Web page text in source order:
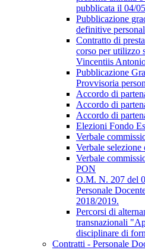
pubblicata il 04/
Pubblicazione
definitive
Contratto di
corso per utilizzo
Vincentiis
Pubblicazione
Provvisoria
Accordo di
Accordo di
Accordo di
Elezioni Fondo
Verbale
Verbale
Verbale
PON
O.M. N. 207 del
Personale
2018/2019.
Percorsi di
transnazionali
disciplinare di
Contratti - Personale